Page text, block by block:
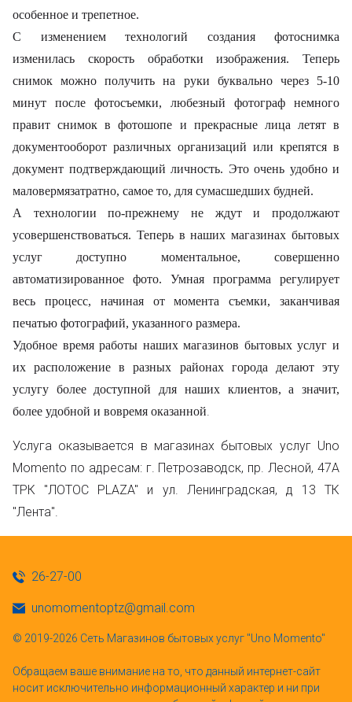
особенное и трепетное.
С изменением технологий создания фотоснимка
изменилась скорость обработки изображения. Теперь
снимок можно получить на руки буквально через 5-10
минут после фотосъемки, любезный фотограф немного
правит снимок в фотошопе и прекрасные лица летят в
документооборот различных организаций или крепятся в
документ подтверждающий личность. Это очень удобно и
маловермязатратно, самое то, для сумасшедших будней.
А технологии по-прежнему не ждут и продолжают
усовершенствоваться. Теперь в наших магазинах бытовых
услуг доступно моментальное, совершенно
автоматизированное фото. Умная программа регулирует
весь процесс, начиная от момента съемки, заканчивая
печатью фотографий, указанного размера.
Удобное время работы наших магазинов бытовых услуг и
их расположение в разных районах города делают эту
услугу более доступной для наших клиентов, а значит,
более удобной и вовремя оказанной.
Услуга оказывается в магазинах бытовых услуг Uno
Momento по адресам: г. Петрозаводск, пр. Лесной, 47А
ТРК "ЛОТОС PLAZA" и ул. Ленинградская, д 13 ТК
"Лента".
26-27-00
unomomentoptz@gmail.com
© 2019-2026 Сеть Магазинов бытовых услуг "Uno Momento"
Обращаем ваше внимание на то, что данный интернет-сайт
носит исключительно информационный характер и ни при